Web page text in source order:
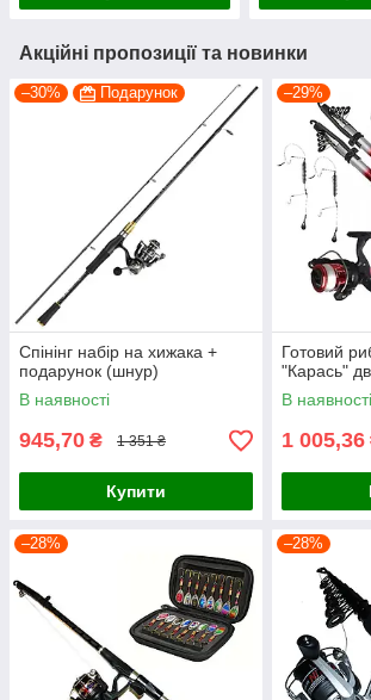
Акційні пропозиції та новинки
–30% Подарунок
Спінінг набір на хижака +
подарунок (шнур)
В наявності
945,70 ₴ 1 351 ₴
Купити
–29%
Готовий
"Карась"
В наявності
1 005,36
–28% –28%